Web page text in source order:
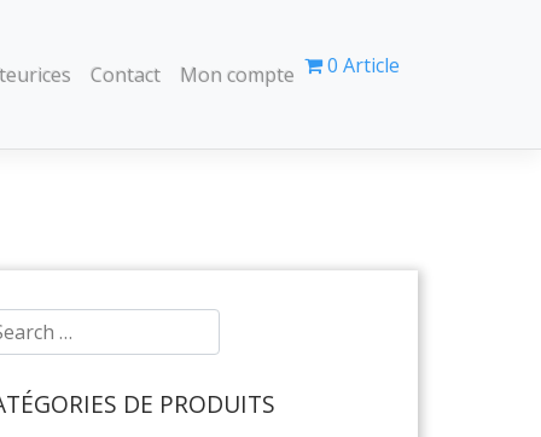
Contact Mon compte 0 Article
DE PRODUITS